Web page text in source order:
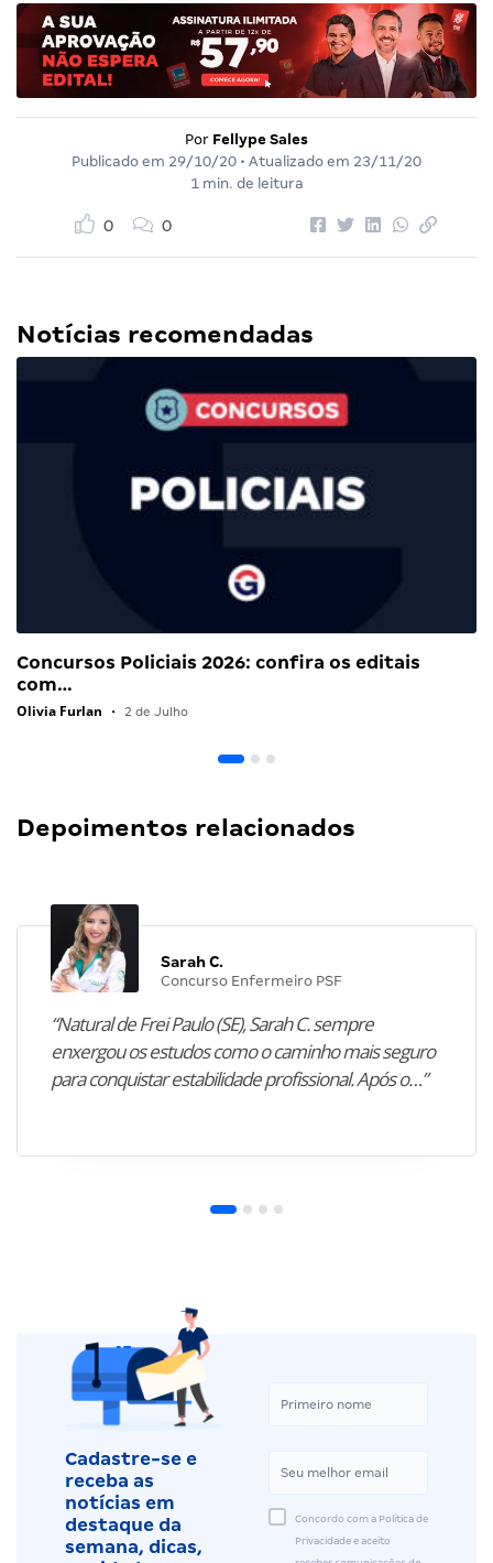
Por Fellype Sales
Publicado em 29/10/20 • Atualizado em 23/11/20
1 min. de leitura
0 0
Notícias recomendadas
Concursos Policiais 2026: confira os editais
com…
Olivia Furlan • 2 de Julho
Depoimentos relacionados
Sarah C.
Concurso Enfermeiro PSF
“Natural de Frei Paulo (SE), Sarah C. sempre
enxergou os estudos como o caminho mais seguro
para conquistar estabilidade profissional. Após o…”
Cadastre-se e
receba as
notícias em
destaque da
semana, dicas,
Concordo com a Política de
Privacidade e aceito